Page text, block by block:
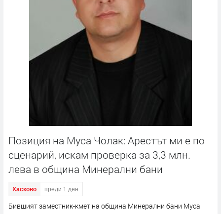
Позиция на Муса Чолак: Арестът ми е по
сценарий, искам проверка за 3,3 млн.
лева в община Минерални бани
Хасково преди 1 ден
Бившият заместник-кмет на община Минерални бани Муса